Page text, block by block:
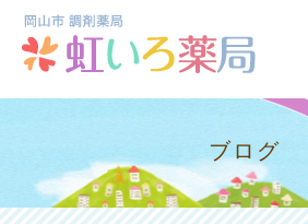
ブログ